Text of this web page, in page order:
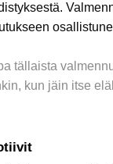
kun jäin itse